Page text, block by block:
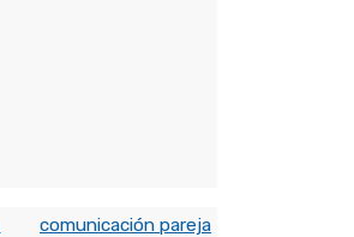
comunicación pareja